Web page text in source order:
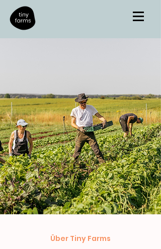
Über Tiny Farms